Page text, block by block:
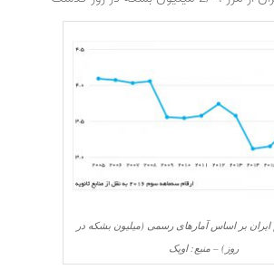
ایران بر اساس آمارهای رسمی (میلیون بشکه در
روز) – منبع: اوپک